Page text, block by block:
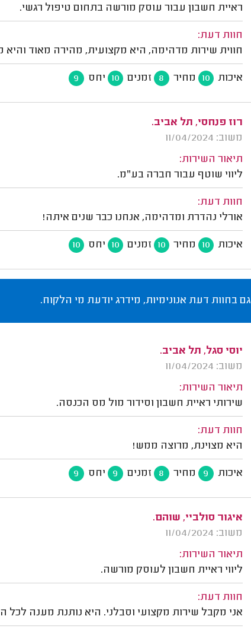
ראיית חשבון עבור עוסק מורשה בתחום טיפול רגשי.
חוות דעת:
חווית שירות מדהימה, היא מקצועית, מהירה מאוד
איכות 10 מחיר 8 זמנים 10 יחס 9
רוז פנחסי, תל אביב.
משוב: 11/04/2024
תיאור השירות:
ליווי שוטף עבור חברה בע"מ.
חוות דעת:
אורלי נהדרת ומדהימה, אנחנו כבר שנים איתה!
איכות 10 מחיר 10 זמנים 10 יחס 10
גם בחוות דעת אנונימיות, מידרג יודעת מי הלקוח.
יוסי סגל, תל אביב.
משוב: 11/04/2024
תיאור השירות:
שירותי ראיית חשבון וסידור מול מס הכנסה.
חוות דעת:
היא מצוינת, מרוצה ממש!
איכות 9 מחיר 8 זמנים 9 יחס 9
איגור סולביי, שוהם.
משוב: 11/04/2024
תיאור השירות:
ליווי ראיית חשבון לעוסק מורשה.
חוות דעת:
אני מקבל שירות מקצועי וסבלני. היא נותנת מענה